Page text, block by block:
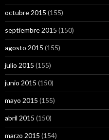
octubre 2015 (155)
septiembre 2015 (150)
agosto 2015 (155)
julio 2015 (155)
junio 2015 (150)
mayo 2015 (155)
abril 2015 (150)
marzo 2015 (154)